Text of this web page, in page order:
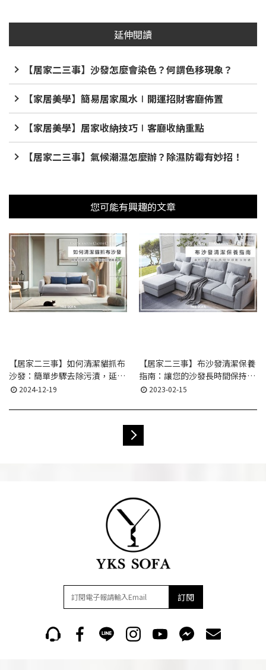
延伸閱讀
【居家二三事】沙發怎麼會染色？何謂色移現象？
【家居美學】簡易居家風水∣開運招財客廳佈置
【家居美學】居家收納技巧∣客廳收納重點
【居家二三事】氣候潮濕怎麼辦？除濕防霉有妙招！
您可能有興趣的文章
【居家二三事】如何清潔貓抓布
沙發：簡單步驟去除污漬，延長
沙發使用壽命
2024-12-19
【居家二三事】布沙發清潔保養
指南：讓您的沙發長時間保持乾
淨舒適
2023-02-15
訂閱